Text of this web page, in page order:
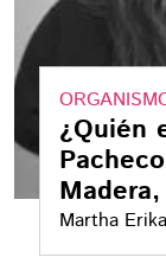
¿Quién
Martha
presidía el